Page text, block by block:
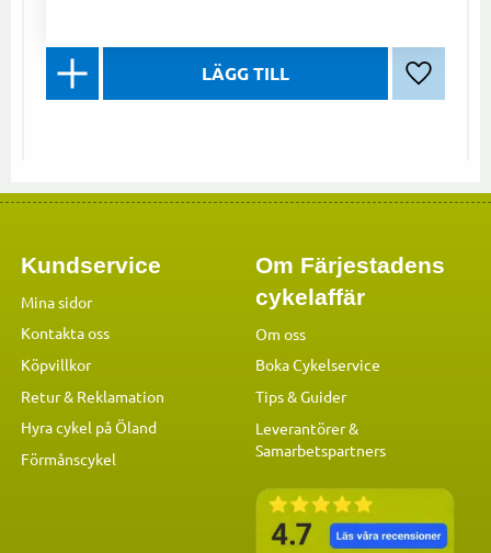
Lägg till
Kundservice
Mina sidor
Kontakta oss
Köpvillkor
Retur & Reklamation
Hyra cykel på Öland
Förmånscykel
Om Färjestadens
cykelaffär
Om oss
Boka Cykelservice
Tips & Guider
Leverantörer &
Samarbetspartners